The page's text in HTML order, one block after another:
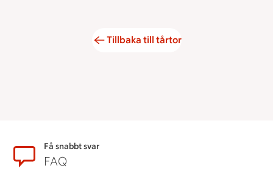
Tillbaka till tårtor
SidfotFå snabbt svar
FAQ